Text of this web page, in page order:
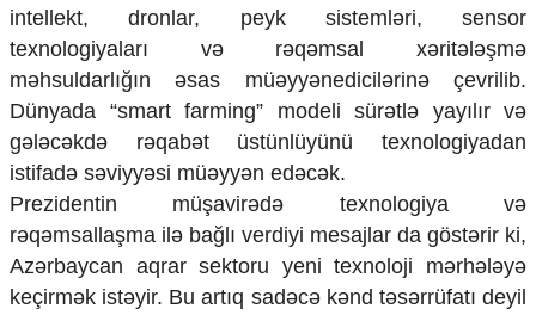
intellekt, dronlar, peyk sistemləri, sensor
texnologiyaları və rəqəmsal xəritələşmə
məhsuldarlığın əsas müəyyənedicilərinə çevrilib.
Dünyada “smart farming” modeli sürətlə yayılır və
gələcəkdə rəqabət üstünlüyünü texnologiyadan
istifadə səviyyəsi müəyyən edəcək.
Prezidentin müşavirədə texnologiya və
rəqəmsallaşma ilə bağlı verdiyi mesajlar da göstərir ki,
Azərbaycan aqrar sektoru yeni texnoloji mərhələyə
keçirmək istəyir. Bu artıq sadəcə kənd təsərrüfatı deyil